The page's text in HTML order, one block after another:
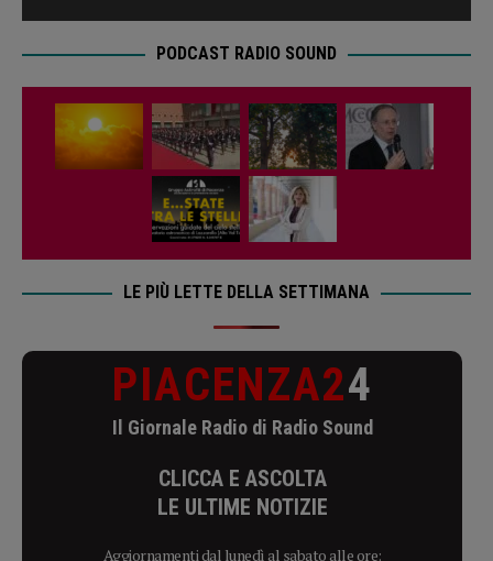
PODCAST RADIO SOUND
LE PIÙ LETTE DELLA SETTIMANA
PIACENZA24
Il Giornale Radio di Radio Sound
CLICCA E ASCOLTA
LE ULTIME NOTIZIE
Aggiornamenti dal lunedì al sabato alle ore: